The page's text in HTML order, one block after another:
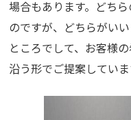
場合もあります。どち
のですが、どちらがい
ところでして、お客様
沿う形でご提案していま